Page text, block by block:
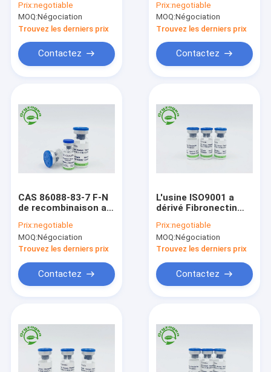
Produits
A propos de nous
sérum de riz 86088-
83-7
Prix:negotiable
MOQ:Négociation
Trouvez les derniers prix
Contactez
sativa a lyophilisé la
poudre
Prix:negotiable
MOQ:Négociation
Trouvez les derniers prix
Contactez
CAS 86088-83-7 F-N
de recombinaison a
Prix:negotiable
MOQ:Négociation
Trouvez les derniers prix
Contactez
L'usine ISO9001 a
dérivé Fibronectin
recombinaison
Prix:negotiable
MOQ:Négociation
Trouvez les derniers prix
Contactez